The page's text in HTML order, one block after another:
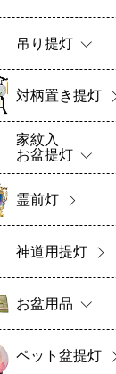
吊り提灯
対柄置き提灯
家紋入
お盆提灯
霊前灯
神道用提灯
お盆用品
ペット盆提灯